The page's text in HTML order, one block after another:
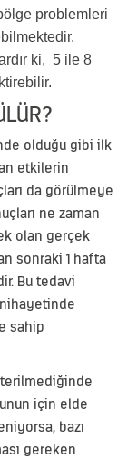
problemleri
ki, 5 ile 8
olduğu gibi ilk
etkilerin
da görülmeye
ne zaman
olan gerçek
sonraki 1 hafta
Bu tedavi
sahip
için elde
bazı
gereken